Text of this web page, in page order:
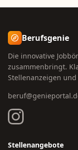
Berufsgenie
Die innovative
zusammenbringt.
Stellenanzeigen
Stellenangebote